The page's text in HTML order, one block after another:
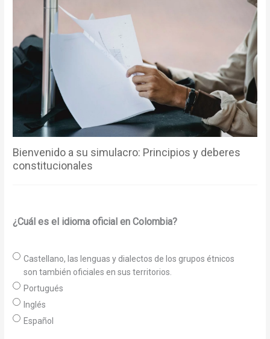
Bienvenido a su simulacro: Principios y deberes
constitucionales
¿Cuál es el idioma oficial en Colombia?
Castellano, las lenguas y dialectos de los grupos étnicos
son también oficiales en sus territorios.
Portugués
Inglés
Español